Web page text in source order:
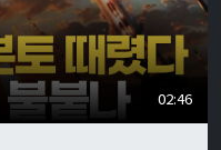
02:46